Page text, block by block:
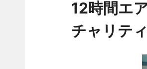
12時間エ
チャリテ